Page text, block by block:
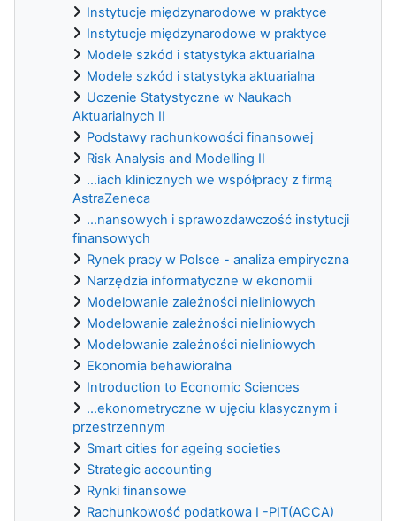
Instytucje międzynarodowe w praktyce
Instytucje międzynarodowe w praktyce
Modele szkód i statystyka aktuarialna
Modele szkód i statystyka aktuarialna
Uczenie Statystyczne w Naukach
Aktuarialnych II
Podstawy rachunkowości finansowej
Risk Analysis and Modelling II
...iach klinicznych we współpracy z firmą
AstraZeneca
...nansowych i sprawozdawczość instytucji
finansowych
Rynek pracy w Polsce - analiza empiryczna
Narzędzia informatyczne w ekonomii
Modelowanie zależności nieliniowych
Modelowanie zależności nieliniowych
Modelowanie zależności nieliniowych
Ekonomia behawioralna
Introduction to Economic Sciences
...ekonometryczne w ujęciu klasycznym i
przestrzennym
Smart cities for ageing societies
Strategic accounting
Rynki finansowe
Rachunkowość podatkowa I -PIT(ACCA)